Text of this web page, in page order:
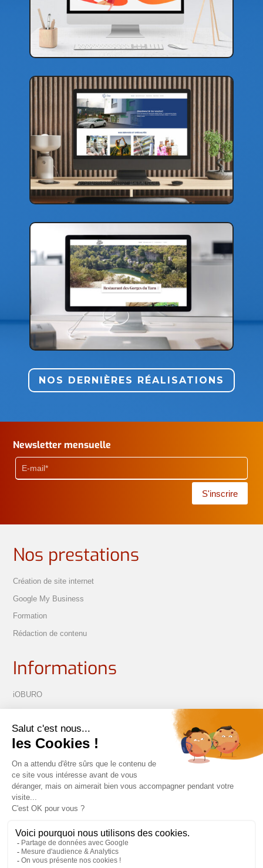
NOS DERNIÈRES RÉALISATIONS
Newsletter mensuelle
S'inscrire
Nos prestations
Création de site internet
Google My Business
Formation
Rédaction de contenu
Informations
iOBURO
Process de création web
Présenter son projet
Réalisations
1B chem. de Costechalde 48100 Marvejols
 06 70 45 28 76
 bewetis48@gmail.com